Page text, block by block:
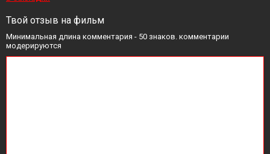
Твой отзыв на фильм
Минимальная длина комментария - 50 знаков. комментарии
модерируются